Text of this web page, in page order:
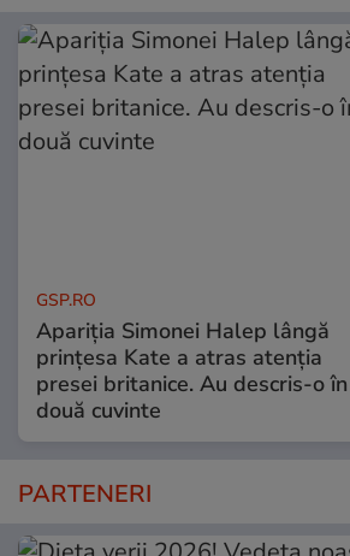
GSP.RO
Apariția Simonei Halep lângă
prințesa Kate a atras atenția
presei britanice. Au descris-o în
două cuvinte
PARTENERI